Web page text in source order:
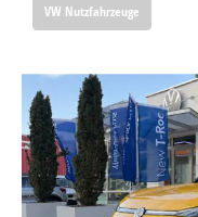
VW Nutzfahrzeuge